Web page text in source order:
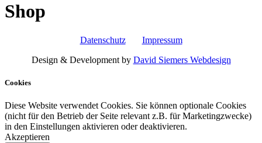
Shop
Datenschutz
Impressum
Design & Development by David Siemers Webdesign
Cookies
Diese Website verwendet Cookies. Sie können optionale Cookies
(nicht für den Betrieb der Seite relevant z.B. für Marketingzwecke)
in den Einstellungen aktivieren oder deaktivieren.
Akzeptieren